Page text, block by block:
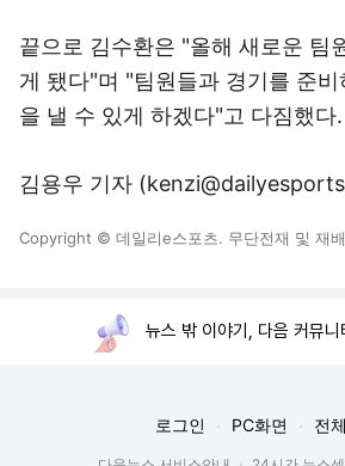
끝으로 김수환은 "올해 새로운 팀
게 됐다"며 "팀원들과 경기를 준
을 낼 수 있게 하겠다"고 다짐했다.
김용우 기자
Copyright © 데일리e스포츠. 무단전재 및 재
뉴스 밖 이야기, 다음 커뮤니
로그인 PC화면 전